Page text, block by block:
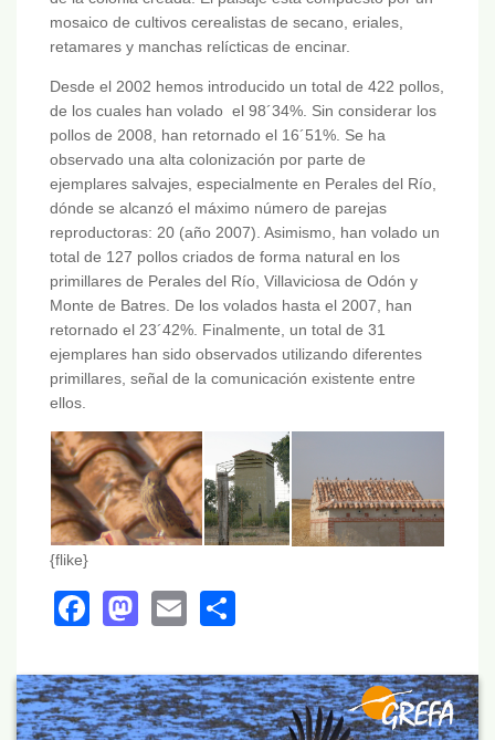
mosaico de cultivos cerealistas de secano, eriales,
retamares y manchas relícticas de encinar.
Desde el 2002 hemos introducido un total de 422 pollos,
de los cuales han volado el 98´34%. Sin considerar los
pollos de 2008, han retornado el 16´51%. Se ha
observado una alta colonización por parte de
ejemplares salvajes, especialmente en Perales del Río,
dónde se alcanzó el máximo número de parejas
reproductoras: 20 (año 2007). Asimismo, han volado un
total de 127 pollos criados de forma natural en los
primillares de Perales del Río, Villaviciosa de Odón y
Monte de Batres. De los volados hasta el 2007, han
retornado el 23´42%. Finalmente, un total de 31
ejemplares han sido observados utilizando diferentes
primillares, señal de la comunicación existente entre
ellos.
{flike}
Facebook
Mastodon
Email